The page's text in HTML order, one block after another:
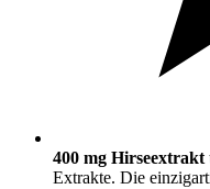
400 mg Hirseextrakt
Extrakte. Die